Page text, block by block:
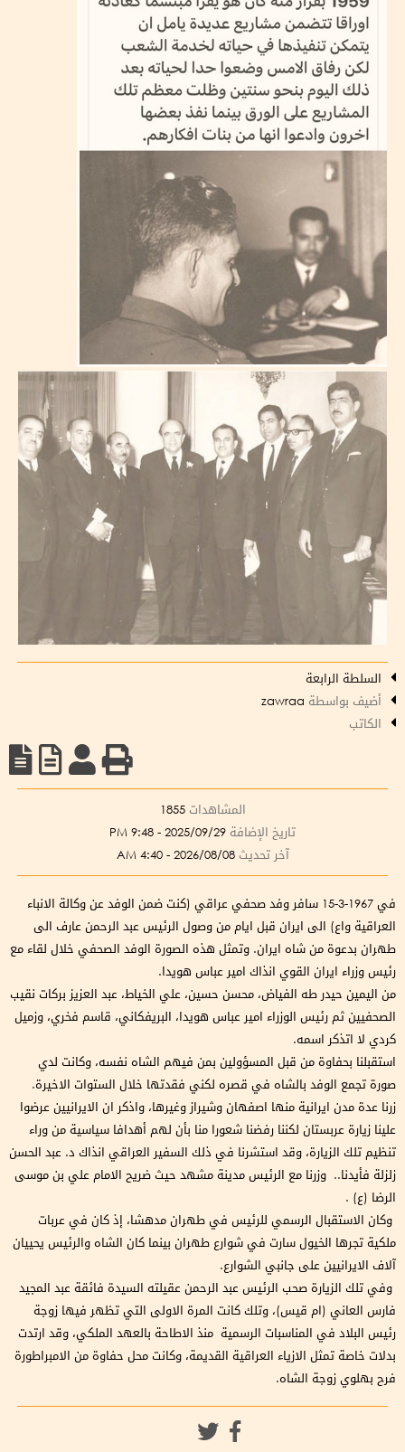
السلطة الرابعة
أضيف بواسطة
الكاتب
المشاهدات 1855
تاريخ الإضافة 2025/09/29 - 9:48 PM
آخر تحديث 2026/08/08 - 4:40 AM
في 1967-3-15 سافر وفد صحفي عراقي (كنت ضمن الوفد عن وكالة الانباء
العراقية واع) الى ايران قبل ايام من وصول الرئيس عبد الرحمن عارف الى
طهران بدعوة من شاه ايران. وتمثل هذه الصورة الوفد الصحفي خلال لقاء مع
رئيس وزراء ايران القوي انذاك امير عباس هويدا.
من اليمين حيدر طه الفياض، محسن حسين، علي الخياط، عبد العزيز بركات نقيب
الصحفيين ثم رئيس الوزراء امير عباس هويدا، البريفكاني، قاسم فخري، وزميل
كردي لا اتذكر اسمه.
استقبلنا بحفاوة من قبل المسؤولين بمن فيهم الشاه نفسه، وكانت لدي
صورة تجمع الوفد بالشاه في قصره لكني فقدتها خلال الستوات الاخيرة.
زرنا عدة مدن ايرانية منها اصفهان وشيراز وغيرها، واذكر ان الايرانيين عرضوا
علينا زيارة عربستان لكننا رفضنا شعورا منا بأن لهم أهدافا سياسية من وراء
تنظيم تلك الزيارة، وقد استشرنا في ذلك السفير العراقي انذاك د. عبد الحسن
زلزلة فأيدنا.. وزرنا مع الرئيس مدينة مشهد حيث ضريح الامام علي بن موسى
الرضا (ع) .
وكان الاستقبال الرسمي للرئيس في طهران مدهشا، إذ كان في عربات
ملكية تجرها الخيول سارت في شوارع طهران بينما كان الشاه والرئيس يحييان
آلاف الايرانيين على جانبي الشوارع.
وفي تلك الزيارة صحب الرئيس عبد الرحمن عقيلته السيدة فائقة عبد المجيد
فارس العاني (ام قيس)، وتلك كانت المرة الاولى التي تظهر فيها زوجة
رئيس البلاد في المناسبات الرسمية منذ الاطاحة بالعهد الملكي، وقد ارتدت
بدلات خاصة تمثل الازياء العراقية القديمة، وكانت محل حفاوة من الامبراطورة
فرح بهلوي زوجة الشاه.